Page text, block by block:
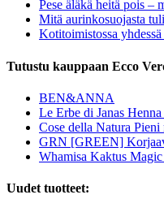
Pese äläkä heitä pois –
Mitä aurinkosuojasta
Kotitoimistossa yhdessä
Tutustu kauppaan Ecco
BEN&ANNA
Le Erbe di Janas
Cose della Natura Pieni
GRN [GREEN]
Whamisa Kaktus
Uudet tuotteet: